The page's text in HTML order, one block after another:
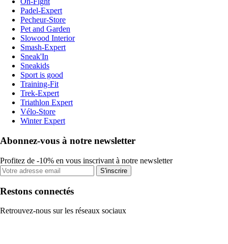
Padel-Expert
Pecheur-Store
Pet and Garden
Slowood Interior
Smash-Expert
Sneak'In
Sneakids
Sport is good
Training-Fit
Trek-Expert
Triathlon Expert
Vélo-Store
Winter Expert
Abonnez-vous à notre newsletter
Profitez de -10% en vous inscrivant à notre newsletter
S'inscrire
Restons connectés
Retrouvez-nous sur les réseaux sociaux